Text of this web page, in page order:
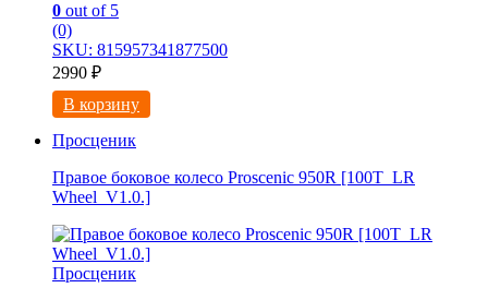
0 out of 5
(0)
SKU: 815957341877500
2990 ₽
В корзину
Просценик
Правое боковое колесо Proscenic 950R [100T_LR
Wheel_V1.0.]
Просценик